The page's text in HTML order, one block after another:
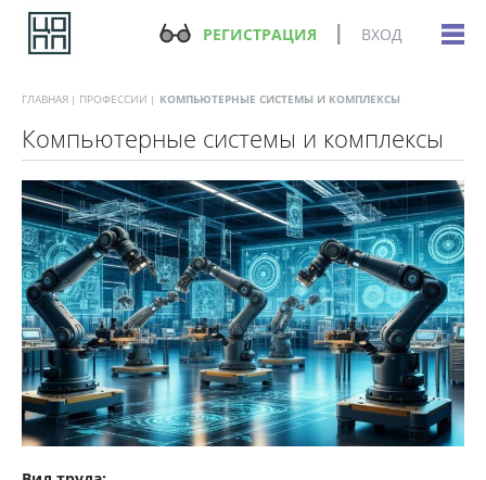
РЕГИСТРАЦИЯ ВХОД
ГЛАВНАЯ ПРОФЕССИИ КОМПЬЮТЕРНЫЕ СИСТЕМЫ И КОМПЛЕКСЫ
Компьютерные системы и комплексы
Вид труда: